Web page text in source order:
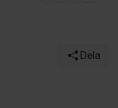
Dela